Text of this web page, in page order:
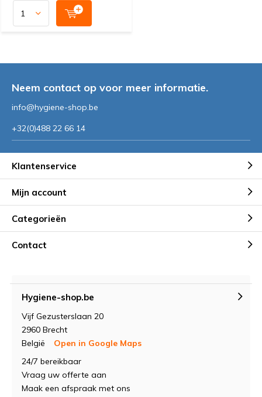
Neem contact op voor meer informatie.
info@hygiene-shop.be
+32(0)488 22 66 14
Klantenservice
Mijn account
Categorieën
Contact
Hygiene-shop.be
Vijf Gezusterslaan 20
2960 Brecht
België
Open in Google Maps
24/7 bereikbaar
Vraag uw offerte aan
Maak een afspraak met ons